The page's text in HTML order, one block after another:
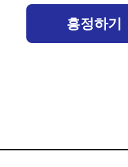
흥정하기